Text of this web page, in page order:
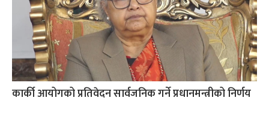
कार्की आयोगको प्रतिवेदन सार्वजनिक गर्ने प्रधानमन्त्रीको निर्णय